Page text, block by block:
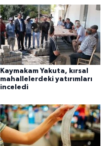
Kaymakam Yakuta, kırsal
mahallelerdeki yatırımları
inceledi